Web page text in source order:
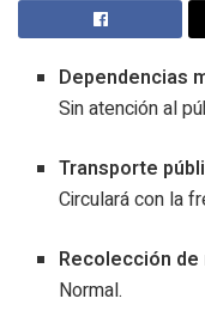
Dependencias
Sin atención al
Transporte
Circulará con la
Recolección
Normal.